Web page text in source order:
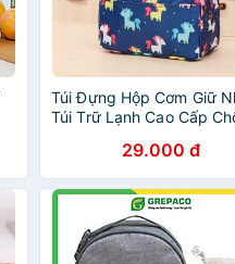
Túi Đựng Hộp Cơm Giữ
Túi Trữ Lạnh Cao Cấp
29.000 đ